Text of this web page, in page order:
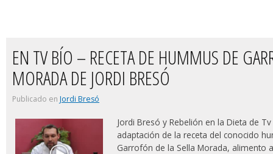
EN TV BÍO – RECETA DE HUMMUS DE
MORADA DE JORDI BRESÓ
Publicado en Jordi Bresó
Jordi Bresó y Rebelión en la Dieta de
adaptación de la receta del conocido
Garrofón de la Sella Morada, alimento